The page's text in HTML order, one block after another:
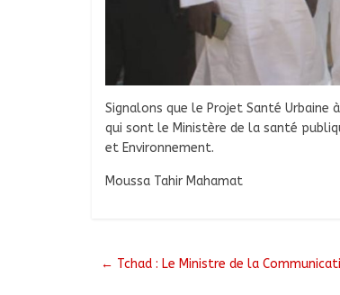
Signalons que le Projet Santé Urbaine
qui sont le Ministère de la santé
et Environnement.
Moussa Tahir Mahamat
← Tchad : Le Ministre de la